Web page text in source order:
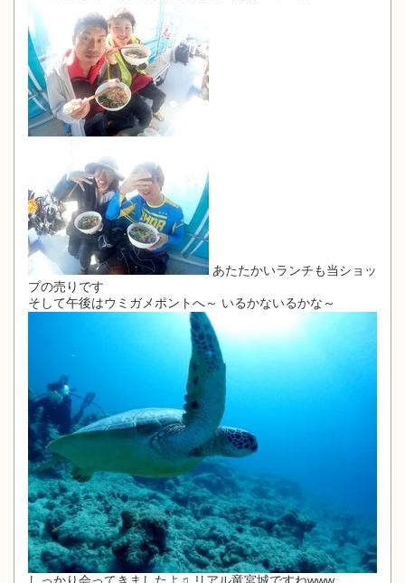
あたたかいランチも当ショッ
プの売りです
そして午後はウミガメポントへ～ いるかないるかな～